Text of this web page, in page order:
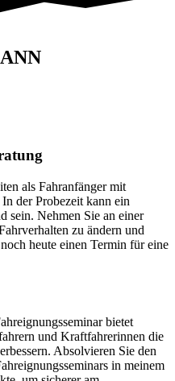
als Fahranfänger mit
der Probezeit kann ein
sein. Nehmen Sie an einer
zu ändern und
heute einen Termin für eine
bietet
und Kraftfahrerinnen die
Absolvieren Sie den
in meinem